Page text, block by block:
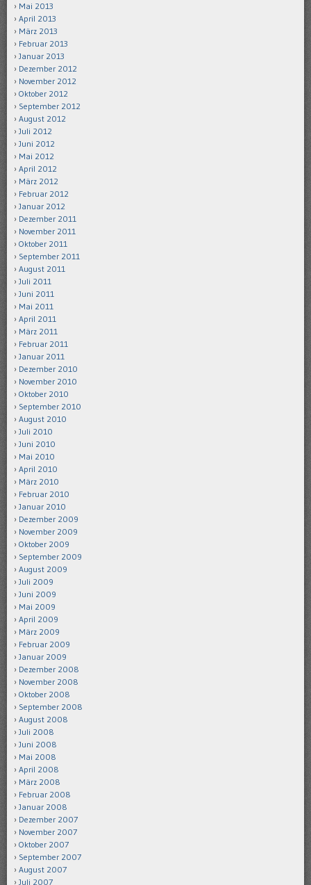
Mai 2013
April 2013
März 2013
Februar 2013
Januar 2013
Dezember 2012
November 2012
Oktober 2012
September 2012
August 2012
Juli 2012
Juni 2012
Mai 2012
April 2012
März 2012
Februar 2012
Januar 2012
Dezember 2011
November 2011
Oktober 2011
September 2011
August 2011
Juli 2011
Juni 2011
Mai 2011
April 2011
März 2011
Februar 2011
Januar 2011
Dezember 2010
November 2010
Oktober 2010
September 2010
August 2010
Juli 2010
Juni 2010
Mai 2010
April 2010
März 2010
Februar 2010
Januar 2010
Dezember 2009
November 2009
Oktober 2009
September 2009
August 2009
Juli 2009
Juni 2009
Mai 2009
April 2009
März 2009
Februar 2009
Januar 2009
Dezember 2008
November 2008
Oktober 2008
September 2008
August 2008
Juli 2008
Juni 2008
Mai 2008
April 2008
März 2008
Februar 2008
Januar 2008
Dezember 2007
November 2007
Oktober 2007
September 2007
August 2007
Juli 2007